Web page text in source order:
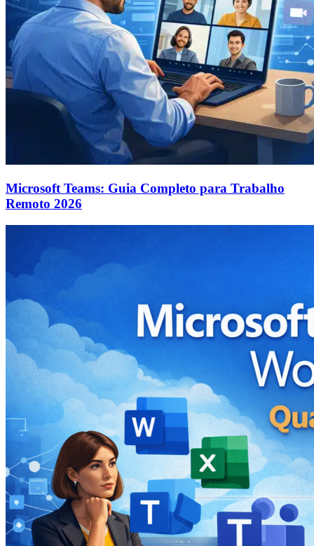
Microsoft Teams: Guia Completo para Trabalho
Remoto 2026